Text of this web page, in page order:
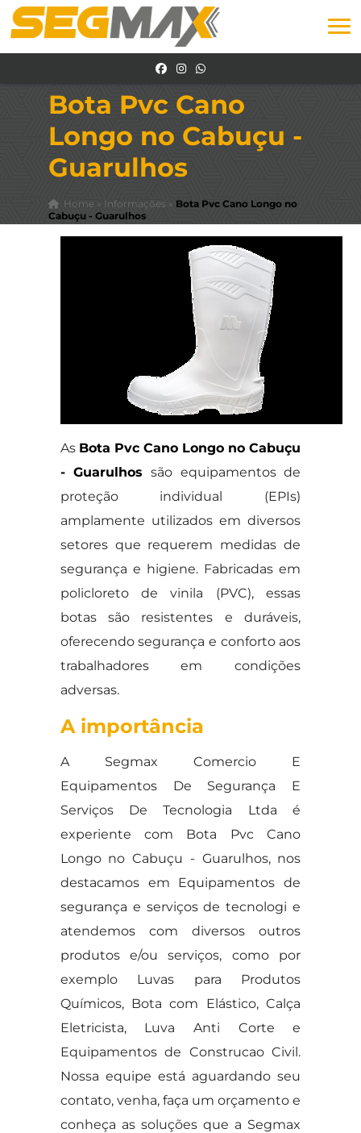
Bota Pvc Cano
Longo no Cabuçu -
Guarulhos
Home» Informações » Bota Pvc Cano Longo no
Cabuçu - Guarulhos
As Bota Pvc Cano Longo no Cabuçu
- Guarulhos são equipamentos de
proteção individual (EPIs)
amplamente utilizados em diversos
setores que requerem medidas de
segurança e higiene. Fabricadas em
policloreto de vinila (PVC), essas
botas são resistentes e duráveis,
oferecendo segurança e conforto aos
trabalhadores em condições
adversas.
A importância
A Segmax Comercio E
Equipamentos De Segurança E
Serviços De Tecnologia Ltda é
experiente com Bota Pvc Cano
Longo no Cabuçu - Guarulhos, nos
destacamos em Equipamentos de
segurança e serviços de tecnologi e
atendemos com diversos outros
produtos e/ou serviços, como por
exemplo Luvas para Produtos
Químicos, Bota com Elástico, Calça
Eletricista, Luva Anti Corte e
Equipamentos de Construcao Civil.
Nossa equipe está aguardando seu
contato, venha, faça um orçamento e
conheça as soluções que a Segmax